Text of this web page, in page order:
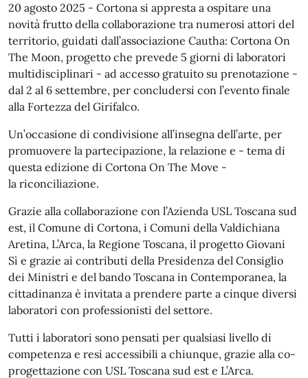
20 agosto 2025 - Cortona si appresta a ospitare una
novità frutto della collaborazione tra numerosi attori del
territorio, guidati dall’associazione Cautha: Cortona On
The Moon, progetto che prevede 5 giorni di laboratori
multidisciplinari - ad accesso gratuito su prenotazione -
dal 2 al 6 settembre, per concludersi con l’evento finale
alla Fortezza del Girifalco.
Un’occasione di condivisione all’insegna dell’arte, per
promuovere la partecipazione, la relazione e - tema di
questa edizione di Cortona On The Move -
la riconciliazione.
Grazie alla collaborazione con l’Azienda USL Toscana sud
est, il Comune di Cortona, i Comuni della Valdichiana
Aretina, L’Arca, la Regione Toscana, il progetto Giovani
Sì e grazie ai contributi della Presidenza del Consiglio
dei Ministri e del bando Toscana in Contemporanea, la
cittadinanza è invitata a prendere parte a cinque diversi
laboratori con professionisti del settore.
Tutti i laboratori sono pensati per qualsiasi livello di
competenza e resi accessibili a chiunque, grazie alla co-
progettazione con USL Toscana sud est e L’Arca.